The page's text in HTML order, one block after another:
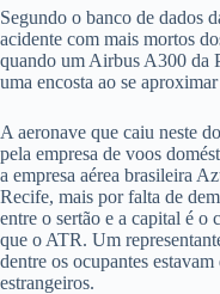
Segundo o banco de dados
acidente com mais mortos
quando um Airbus A300 da
uma encosta ao se
A aeronave que caiu neste
pela empresa de voos
a empresa aérea brasileira
Recife, mais por falta de
entre o sertão e a capital é o
que o ATR. Um
dentre os ocupantes
estrangeiros.